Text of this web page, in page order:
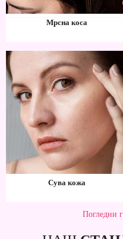
Мрсна коса
Сува кожа
Погледни